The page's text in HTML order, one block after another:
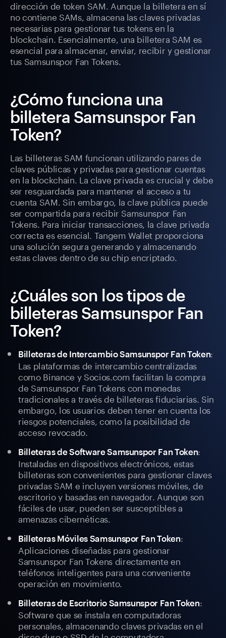
dirección de token SAM. Aunque la billetera en sí
no contiene SAMs, almacena las claves privadas
necesarias para gestionar tus tokens en la
blockchain. Esencialmente, una billetera SAM es
esencial para almacenar, enviar, recibir y gestionar
tus Samsunspor Fan Tokens.
¿Cómo funciona una
billetera Samsunspor Fan
Token?
Las billeteras SAM funcionan utilizando pares de
claves públicas y privadas para gestionar cuentas
en la blockchain. La clave privada es crucial y debe
ser resguardada para mantener el acceso a tu
cuenta SAM. Sin embargo, la clave pública puede
ser compartida para recibir Samsunspor Fan
Tokens. Para iniciar transacciones, la clave privada
correcta es esencial. Tangem Wallet proporciona
una solución segura generando y almacenando
estas claves dentro de su chip encriptado.
¿Cuáles son los tipos de
billeteras Samsunspor Fan
Token?
Billeteras de Intercambio Samsunspor Fan Token:
Las plataformas de intercambio centralizadas
como Binance y Socios.com facilitan la compra
de Samsunspor Fan Tokens con monedas
tradicionales a través de billeteras fiduciarias. Sin
embargo, los usuarios deben tener en cuenta los
riesgos potenciales, como la posibilidad de
acceso revocado.
Billeteras de Software Samsunspor Fan Token:
Instaladas en dispositivos electrónicos, estas
billeteras son convenientes para gestionar claves
privadas SAM e incluyen versiones móviles, de
escritorio y basadas en navegador. Aunque son
fáciles de usar, pueden ser susceptibles a
amenazas cibernéticas.
Billeteras Móviles Samsunspor Fan Token:
Aplicaciones diseñadas para gestionar
Samsunspor Fan Tokens directamente en
teléfonos inteligentes para una conveniente
operación en movimiento.
Billeteras de Escritorio Samsunspor Fan Token:
Software que se instala en computadoras
personales, almacenando claves privadas en el